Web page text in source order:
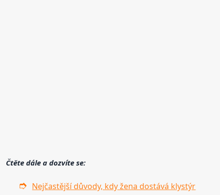
Čtěte dále a dozvíte se:
Nejčastější důvody, kdy žena dostává klystýr